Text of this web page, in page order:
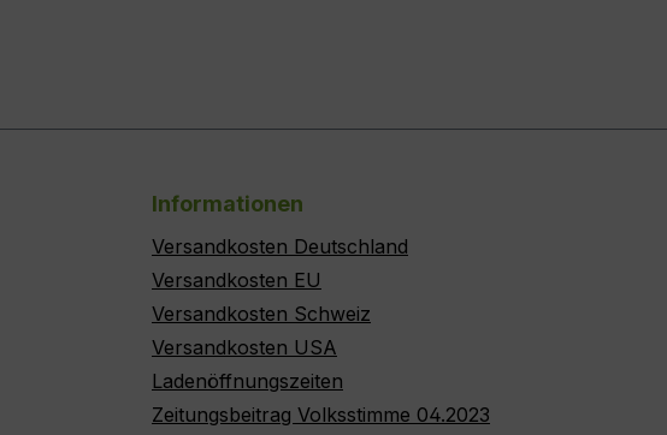
Informationen
Versandkosten Deutschland
Versandkosten EU
Versandkosten Schweiz
Versandkosten USA
Ladenöffnungszeiten
Zeitungsbeitrag Volksstimme 04.2023